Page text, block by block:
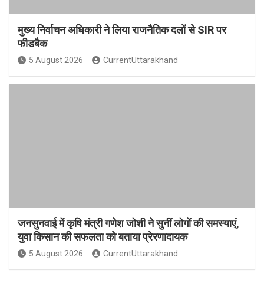
मुख्य निर्वाचन अधिकारी ने लिया राजनैतिक दलों से SIR पर
फीडबैक
5 August 2026 CurrentUttarakhand
जनसुनवाई में कृषि मंत्री गणेश जोशी ने सुनीं लोगों की समस्याएं,
युवा किसान की सफलता को बताया प्रेरणादायक
5 August 2026 CurrentUttarakhand